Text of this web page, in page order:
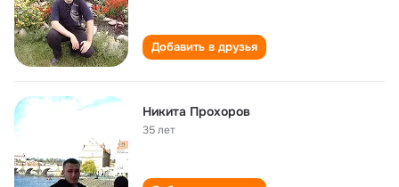
Добавить в друзья
Никита Прохоров
35 лет